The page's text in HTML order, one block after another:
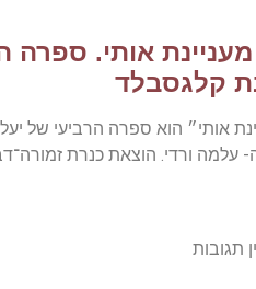
אותי. ספרה
קלגסבלד
אותי״ הוא ספרה הרביעי של
עלמה ורדי. הוצאת כנרת
תגובות